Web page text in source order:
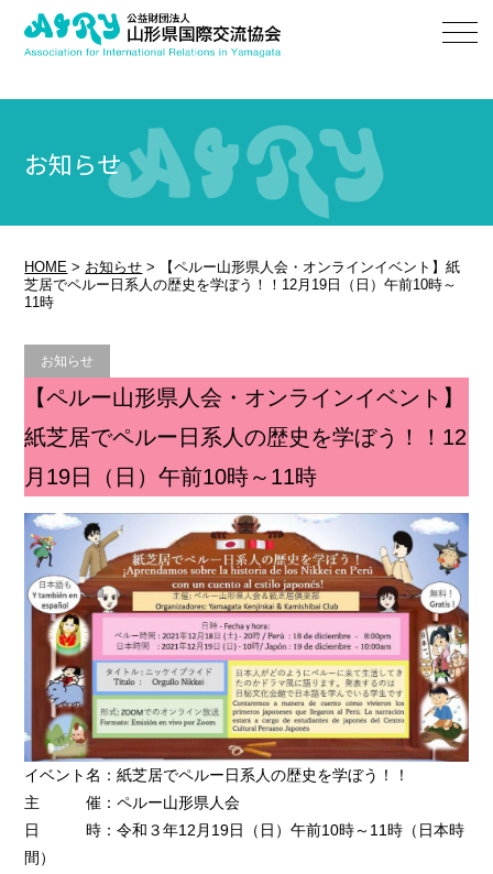
お知らせ
HOME > お知らせ >
【ペルー山形県人会・オンラインイベント】紙
芝居でペルー日系人の歴史を学ぼう！！12月19日（日）午前10時～
11時
お知らせ
【ペルー山形県人会・オンラインイベント】
紙芝居でペルー日系人の歴史を学ぼう！！12
月19日（日）午前10時～11時
イベント名：紙芝居でペルー日系人の歴史を学ぼう！！
主 催：ペルー山形県人会
日 時：令和３年12月19日（日）午前10時～11時（日本時
間）